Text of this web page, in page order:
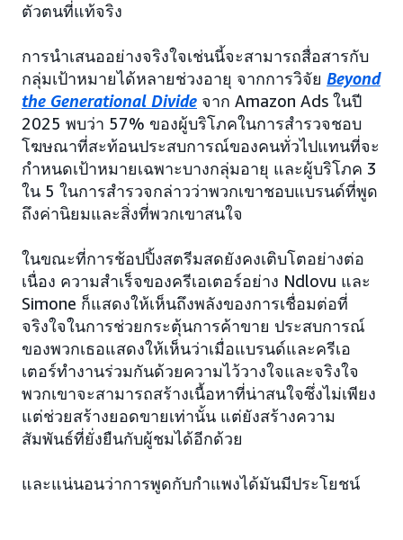
ตัวตนที่แท้จริง
การนำเสนออย่างจริงใจเช่นนี้จะสามารถสื่อสารกับ
กลุ่มเป้าหมายได้หลายช่วงอายุ จากการวิจัย Beyond
the Generational Divide จาก Amazon Ads ในปี
2025 พบว่า 57% ของผู้บริโภคในการสำรวจชอบ
โฆษณาที่สะท้อนประสบการณ์ของคนทั่วไปแทนที่จะ
กำหนดเป้าหมายเฉพาะบางกลุ่มอายุ และผู้บริโภค 3
ใน 5 ในการสำรวจกล่าวว่าพวกเขาชอบแบรนด์ที่พูด
ถึงค่านิยมและสิ่งที่พวกเขาสนใจ
ในขณะที่การช้อปปิ้งสตรีมสดยังคงเติบโตอย่างต่อ
เนื่อง ความสำเร็จของครีเอเตอร์อย่าง Ndlovu และ
Simone ก็แสดงให้เห็นถึงพลังของการเชื่อมต่อที่
จริงใจในการช่วยกระตุ้นการค้าขาย ประสบการณ์
ของพวกเธอแสดงให้เห็นว่าเมื่อแบรนด์และครีเอ
เตอร์ทำงานร่วมกันด้วยความไว้วางใจและจริงใจ
พวกเขาจะสามารถสร้างเนื้อหาที่น่าสนใจซึ่งไม่เพียง
แต่ช่วยสร้างยอดขายเท่านั้น แต่ยังสร้างความ
สัมพันธ์ที่ยั่งยืนกับผู้ชมได้อีกด้วย
และแน่นอนว่าการพูดกับกำแพงได้มันมีประโยชน์